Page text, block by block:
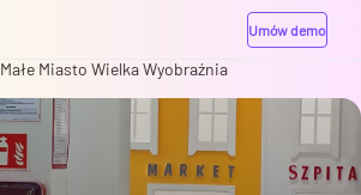
Umów demo
Małe Miasto Wielka Wyobraźnia